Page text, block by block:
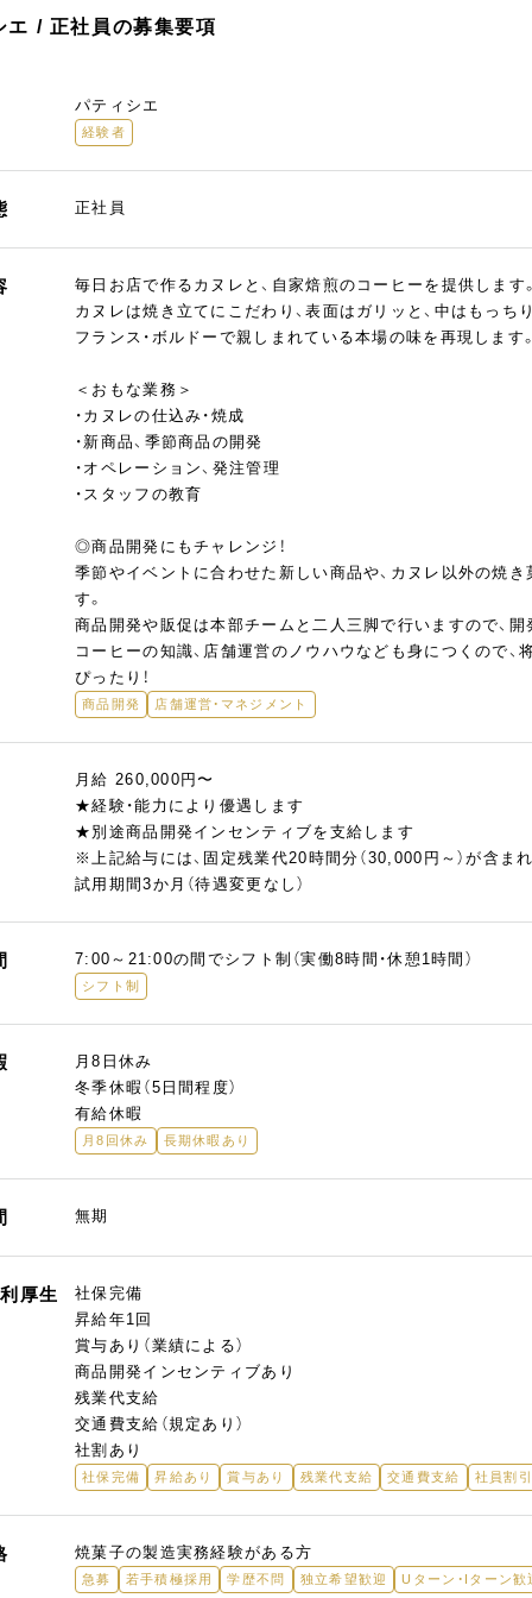
エ / 正社員の募集要項
パティシエ
経験者
正社員
毎日お店で作るカヌレと、自家焙煎のコーヒーを提供します。
カヌレは焼き立てにこだわり、表面はガリッと、中はもっちり
フランス・ボルドーで親しまれている本場の味を再現します。
＜おもな業務＞
・カヌレの仕込み・焼成
・新商品、季節商品の開発
・オペレーション、発注管理
・スタッフの教育
◎商品開発にもチャレンジ！
季節やイベントに合わせた新しい商品や、カヌレ以外の焼
す。
商品開発や販促は本部チームと二人三脚で行いますので、開
コーヒーの知識、店舗運営のノウハウなども身につくので
ぴったり！
商品開発 店舗運営・マネジメント
月給 260,000円〜
★経験・能力により優遇します
★別途商品開発インセンティブを支給します
※上記給与には、固定残業代20時間分（30,000円～）が含ま
試用期間3か月（待遇変更なし）
7:00～21:00の間でシフト制（実働8時間・休憩1時間）
シフト制
月8日休み
冬季休暇（5日間程度）
有給休暇
月8回休み 長期休暇あり
無期
厚生
社保完備
昇給年1回
賞与あり（業績による）
商品開発インセンティブあり
残業代支給
交通費支給（規定あり）
社割あり
社保完備 昇給あり 賞与あり 残業代支給 交通費支給 社員割
焼菓子の製造実務経験がある方
急募 若手積極採用 学歴不問 独立希望歓迎 Uターン・Iターン歓